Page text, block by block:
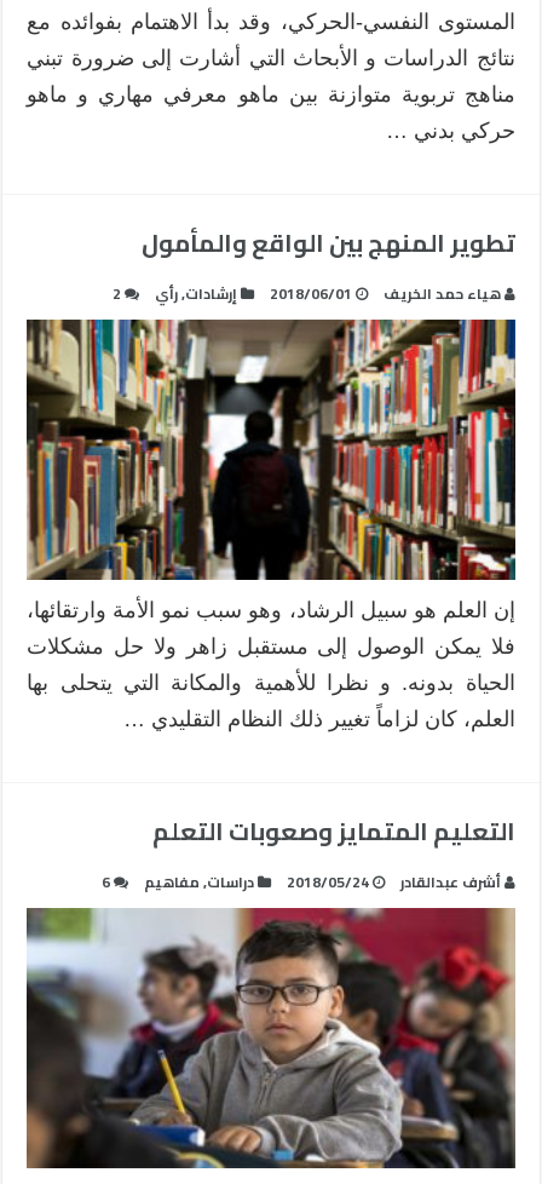
المستوى النفسي-الحركي، وقد بدأ الاهتمام بفوائده مع
نتائج الدراسات و الأبحاث التي أشارت إلى ضرورة تبني
مناهج تربوية متوازنة بين ماهو معرفي مهاري و ماهو
حركي بدني …
تطوير المنهج بين الواقع والمأمول
هياء حمد الخريف 2018/06/01 إرشادات,رأي 2
إن العلم هو سبيل الرشاد، وهو سبب نمو الأمة وارتقائها،
فلا يمكن الوصول إلى مستقبل زاهر ولا حل مشكلات
الحياة بدونه. و نظرا للأهمية والمكانة التي يتحلى بها
العلم، كان لزاماً تغيير ذلك النظام التقليدي …
التعليم المتمايز وصعوبات التعلم
أشرف عبدالقادر 2018/05/24 دراسات,مفاهيم 6